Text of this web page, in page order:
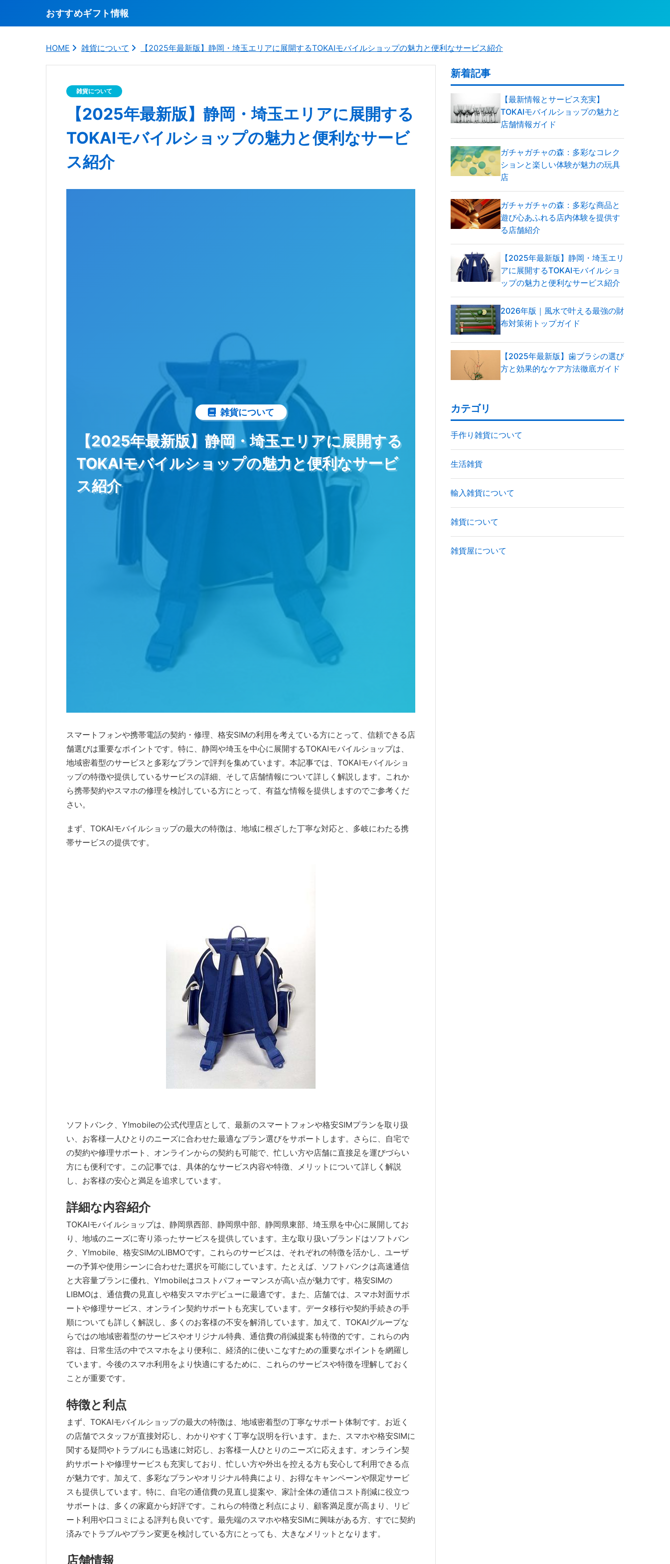
おすすめギフト情報
HOME 雑貨について 【2025年最新版】静岡・埼玉エリアに展開するTOKAIモバイルショップの魅力と便利なサービス紹介
雑貨について
【2025年最新版】静岡・埼玉エリアに展開する
TOKAIモバイルショップの魅力と便利なサービ
ス紹介
雑貨について
【2025年最新版】静岡・埼玉エリアに展開する
TOKAIモバイルショップの魅力と便利なサービ
ス紹介
スマートフォンや携帯電話の契約・修理、格安SIMの利用を考えている方にとって、信頼できる店
舗選びは重要なポイントです。特に、静岡や埼玉を中心に展開するTOKAIモバイルショップは、
地域密着型のサービスと多彩なプランで評判を集めています。本記事では、TOKAIモバイルショ
ップの特徴や提供しているサービスの詳細、そして店舗情報について詳しく解説します。これか
ら携帯契約やスマホの修理を検討している方にとって、有益な情報を提供しますのでご参考くだ
さい。
まず、TOKAIモバイルショップの最大の特徴は、地域に根ざした丁寧な対応と、多岐にわたる携
帯サービスの提供です。
ソフトバンク、Y!mobileの公式代理店として、最新のスマートフォンや格安SIMプランを取り扱
い、お客様一人ひとりのニーズに合わせた最適なプラン選びをサポートします。さらに、自宅で
の契約や修理サポート、オンラインからの契約も可能で、忙しい方や店舗に直接足を運びづらい
方にも便利です。この記事では、具体的なサービス内容や特徴、メリットについて詳しく解説
し、お客様の安心と満足を追求しています。
詳細な内容紹介
TOKAIモバイルショップは、静岡県西部、静岡県中部、静岡県東部、埼玉県を中心に展開してお
り、地域のニーズに寄り添ったサービスを提供しています。主な取り扱いブランドはソフトバン
ク、Y!mobile、格安SIMのLIBMOです。これらのサービスは、それぞれの特徴を活かし、ユーザ
ーの予算や使用シーンに合わせた選択を可能にしています。たとえば、ソフトバンクは高速通信
と大容量プランに優れ、Y!mobileはコストパフォーマンスが高い点が魅力です。格安SIMの
LIBMOは、通信費の見直しや格安スマホデビューに最適です。また、店舗では、スマホ対面サポ
ートや修理サービス、オンライン契約サポートも充実しています。データ移行や契約手続きの手
順についても詳しく解説し、多くのお客様の不安を解消しています。加えて、TOKAIグループな
らではの地域密着型のサービスやオリジナル特典、通信費の削減提案も特徴的です。これらの内
容は、日常生活の中でスマホをより便利に、経済的に使いこなすための重要なポイントを網羅し
ています。今後のスマホ利用をより快適にするために、これらのサービスや特徴を理解しておく
ことが重要です。
特徴と利点
まず、TOKAIモバイルショップの最大の特徴は、地域密着型の丁寧なサポート体制です。お近く
の店舗でスタッフが直接対応し、わかりやすく丁寧な説明を行います。また、スマホや格安SIMに
関する疑問やトラブルにも迅速に対応し、お客様一人ひとりのニーズに応えます。オンライン契
約サポートや修理サービスも充実しており、忙しい方や外出を控える方も安心して利用できる点
が魅力です。加えて、多彩なプランやオリジナル特典により、お得なキャンペーンや限定サービ
スも提供しています。特に、自宅の通信費の見直し提案や、家計全体の通信コスト削減に役立つ
サポートは、多くの家庭から好評です。これらの特徴と利点により、顧客満足度が高まり、リピ
ート利用や口コミによる評判も良いです。最先端のスマホや格安SIMに興味がある方、すでに契約
済みでトラブルやプラン変更を検討している方にとっても、大きなメリットとなります。
店舗情報
新着記事
【最新情報とサービス充実】
TOKAIモバイルショップの魅力と
店舗情報ガイド
ガチャガチャの森：多彩なコレク
ションと楽しい体験が魅力の玩具
店
ガチャガチャの森：多彩な商品と
遊び心あふれる店内体験を提供す
る店舗紹介
【2025年最新版】静岡・埼玉エリ
アに展開するTOKAIモバイルショ
ップの魅力と便利なサービス紹介
2026年版｜風水で叶える最強の財
布対策術トップガイド
【2025年最新版】歯ブラシの選び
方と効果的なケア方法徹底ガイド
カテゴリ
手作り雑貨について
生活雑貨
輸入雑貨について
雑貨について
雑貨屋について